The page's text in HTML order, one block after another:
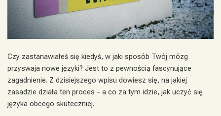
Czy zastanawiałeś się kiedyś, w jaki sposób Twój mózg
przyswaja nowe języki? Jest to z pewnością fascynujące
zagadnienie. Z dzisiejszego wpisu dowiesz się, na jakiej
zasadzie działa ten proces – a co za tym idzie, jak uczyć się
języka obcego skuteczniej.